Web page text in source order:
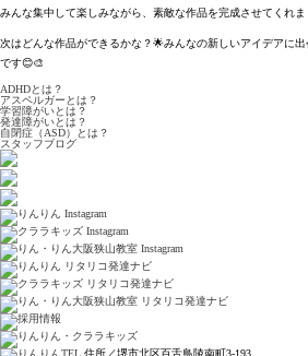
みんな集中して楽しみながら、素敵な作品を完成させてくれま
次はどんな作品ができるかな？🌟みんなの新しいアイデアに
です😊🎨
ADHDとは？
アスペルガーとは？
学習障がいとは？
発達障がいとは？
自閉症（ASD）とは？
スタッフブログ
住所／堺市北区百舌鳥陵南町3-193